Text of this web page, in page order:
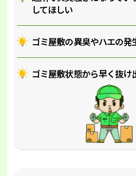
してほしい
ゴミ屋敷の異臭やハエの発
ゴミ屋敷状態から早く抜け